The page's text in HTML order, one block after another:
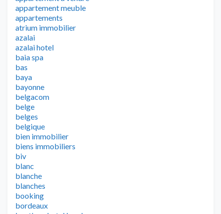
appartement meuble
appartements
atrium immobilier
azalai
azalai hotel
baia spa
bas
baya
bayonne
belgacom
belge
belges
belgique
bien immobilier
biens immobiliers
biv
blanc
blanche
blanches
booking
bordeaux